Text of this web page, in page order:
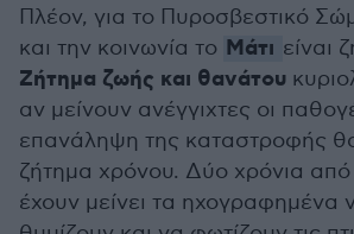
Πλέον, για το Πυροσβεστικό
και την κοινωνία το Μάτι είναι
Ζήτημα ζωής και θανάτου
αν μείνουν ανέγγιχτες οι
επανάληψη της καταστροφής
ζήτημα χρόνου. Δύο χρόνια από
έχουν μείνει τα ηχογραφημένα